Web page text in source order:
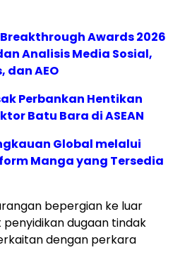
Awards 2026
Analisis Media Sosial,
dan AEO
Perbankan Hentikan
Batu Bara di ASEAN
Global melalui
Manga yang Tersedia
bepergian ke luar
dugaan tindak
dengan perkara